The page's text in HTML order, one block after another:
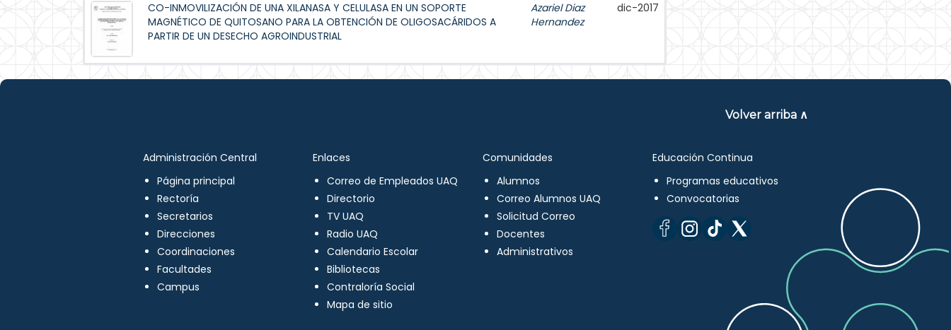
CO-INMOVILIZACIÓN DE UNA XILANASA Y CELULASA EN UN SOPORTE
MAGNÉTICO DE QUITOSANO PARA LA OBTENCIÓN DE OLIGOSACÁRIDOS A
PARTIR DE UN DESECHO AGROINDUSTRIAL
Azariel Diaz
Hernandez
dic-2017
Volver arriba ∧
Administración Central
Página principal
Rectoría
Secretarios
Direcciones
Coordinaciones
Facultades
Campus
Enlaces
Correo de Empleados UAQ
Directorio
TV UAQ
Radio UAQ
Calendario Escolar
Bibliotecas
Contraloría Social
Mapa de sitio
Comunidades
Alumnos
Correo Alumnos UAQ
Solicitud Correo
Docentes
Administrativos
Educación Continua
Programas educativos
Convocatorias